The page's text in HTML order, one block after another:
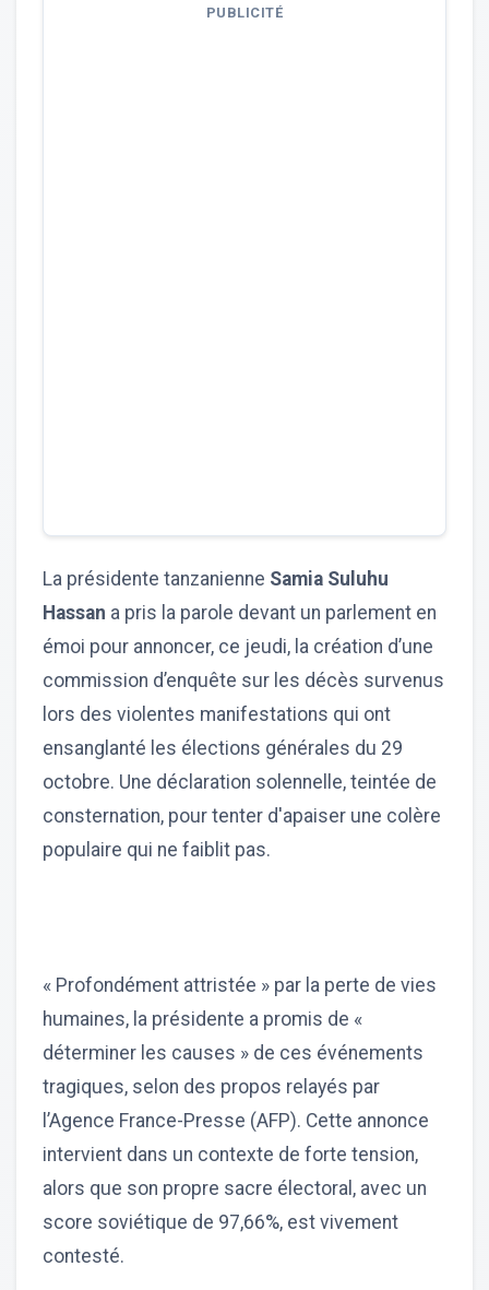
PUBLICITÉ
La présidente tanzanienne Samia Suluhu
Hassan a pris la parole devant un parlement en
émoi pour annoncer, ce jeudi, la création d’une
commission d’enquête sur les décès survenus
lors des violentes manifestations qui ont
ensanglanté les élections générales du 29
octobre. Une déclaration solennelle, teintée de
consternation, pour tenter d'apaiser une colère
populaire qui ne faiblit pas.
« Profondément attristée » par la perte de vies
humaines, la présidente a promis de «
déterminer les causes » de ces événements
tragiques, selon des propos relayés par
l’Agence France-Presse (AFP). Cette annonce
intervient dans un contexte de forte tension,
alors que son propre sacre électoral, avec un
score soviétique de 97,66%, est vivement
contesté.